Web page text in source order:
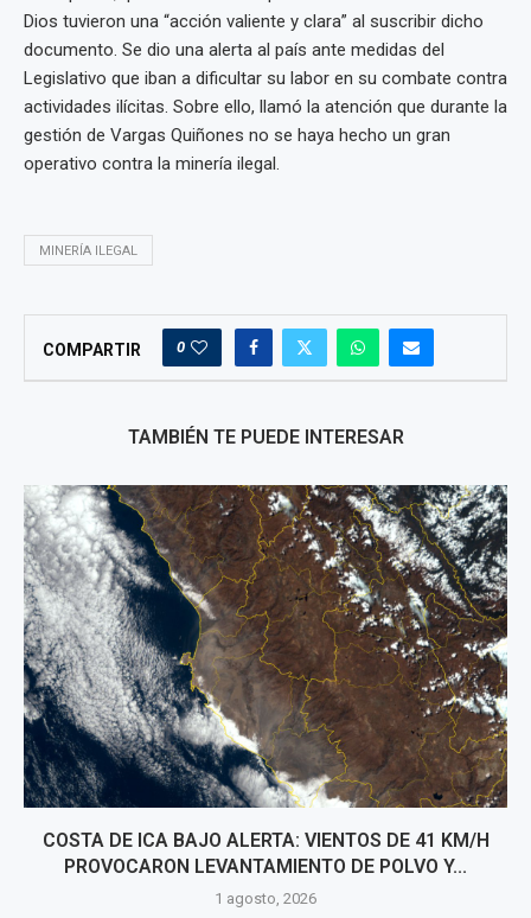
Dios tuvieron una “acción valiente y clara” al suscribir dicho
documento. Se dio una alerta al país ante medidas del
Legislativo que iban a dificultar su labor en su combate contra
actividades ilícitas. Sobre ello, llamó la atención que durante la
gestión de Vargas Quiñones no se haya hecho un gran
operativo contra la minería ilegal.
MINERÍA ILEGAL
COMPARTIR 0
TAMBIÉN TE PUEDE INTERESAR
COSTA DE ICA BAJO ALERTA: VIENTOS DE 41 KM/H
PROVOCARON LEVANTAMIENTO DE POLVO Y...
1 agosto, 2026